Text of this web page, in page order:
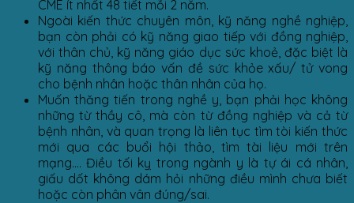
CME ít nhất 48 tiết mỗi 2 năm.
Ngoài kiến thức chuyên môn, kỹ năng nghề nghiệp,
bạn còn phải có kỹ năng giao tiếp với đồng nghiệp,
với thân chủ, kỹ năng giáo dục sức khoẻ, đặc biệt là
kỹ năng thông báo vấn đề sức khỏe xấu/ tử vong
cho bệnh nhân hoặc thân nhân của họ.
Muốn thăng tiến trong nghề y, bạn phải học không
những từ thầy cô, mà còn từ đồng nghiệp và cả từ
bệnh nhân, và quan trọng là liên tục tìm tòi kiến thức
mới qua các buổi hội thảo, tìm tài liệu mới trên
mạng…. Điều tối kỵ trong ngành y là tự ái cá nhân,
giấu dốt không dám hỏi những điều mình chưa biết
hoặc còn phân vân đúng/sai.